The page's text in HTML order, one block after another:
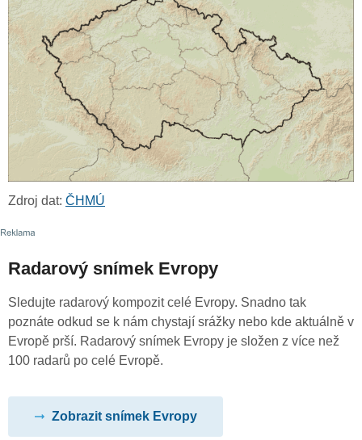
Zdroj dat: ČHMÚ
Radarový snímek Evropy
Sledujte radarový kompozit celé Evropy. Snadno tak
poznáte odkud se k nám chystají srážky nebo kde aktuálně v
Evropě prší. Radarový snímek Evropy je složen z více než
100 radarů po celé Evropě.
Zobrazit snímek Evropy